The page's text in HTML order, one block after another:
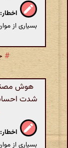
اخطار:
بسیاری از
#
هوش
شدت
اخطار:
بسیاری از